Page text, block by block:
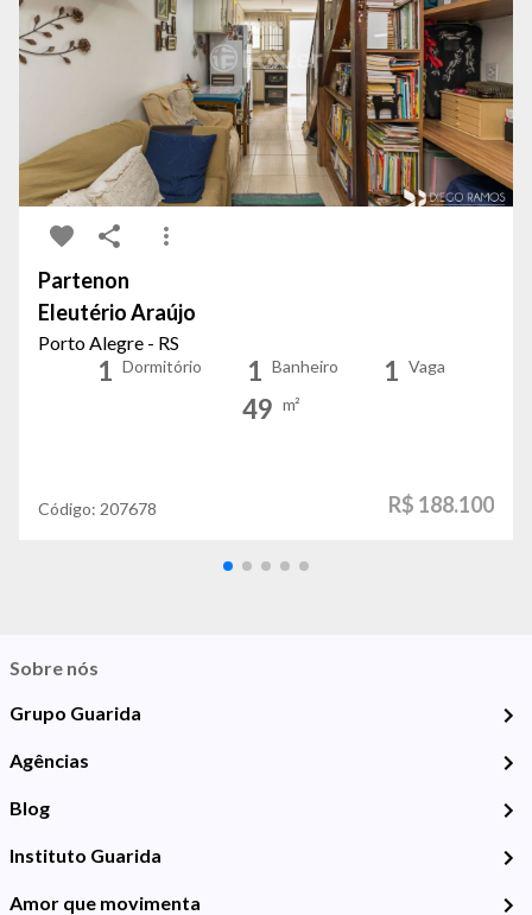
Partenon
Eleutério Araújo
Porto Alegre - RS
1 Dormitório 1 Banheiro 1 Vaga
49 m²
Código: 207678 R$ 188.100
Sobre nós
Grupo Guarida
Agências
Blog
Instituto Guarida
Amor que movimenta